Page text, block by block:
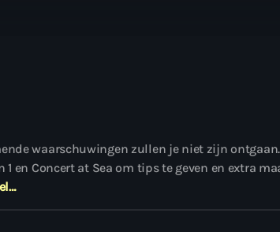
waarschuwingen zullen je niet zijn
1 en Concert at Sea om tips te geven en extra